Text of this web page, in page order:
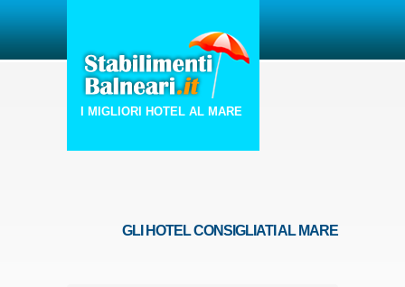
I MIGLIORI HOTEL AL MARE
GLI HOTEL CONSIGLIATI AL MARE